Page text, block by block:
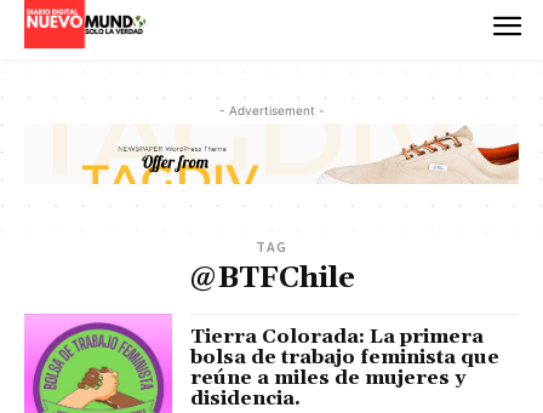
- Advertisement -
TAG
@BTFChile
Tierra Colorada: La primera
bolsa de trabajo feminista que
reúne a miles de mujeres y
disidencia.